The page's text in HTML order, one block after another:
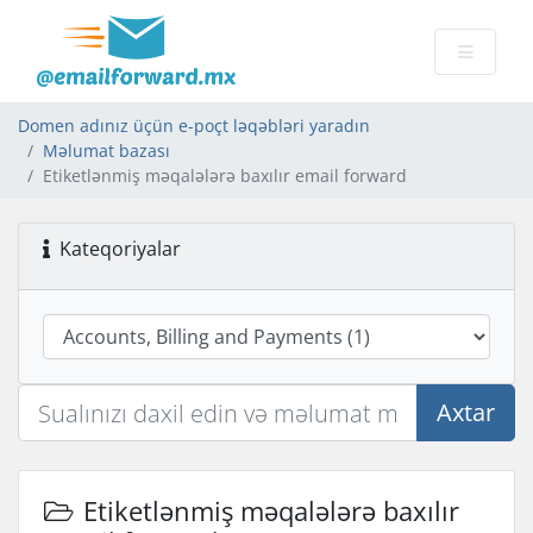
Domen adınız üçün e-poçt ləqəbləri yaradın
Məlumat bazası
Etiketlənmiş məqalələrə baxılır email forward
Kateqoriyalar
Axtar
Etiketlənmiş məqalələrə baxılır